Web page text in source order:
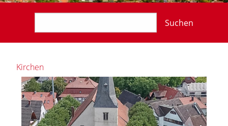
Suchen
Kirchen